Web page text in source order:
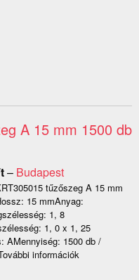
A 15 mm 1500 db
– Budapest
tűzőszeg A 15 mm
15 mmAnyag:
1, 8
1, 0 x 1, 25
AMennyiség: 1500 db /
információk